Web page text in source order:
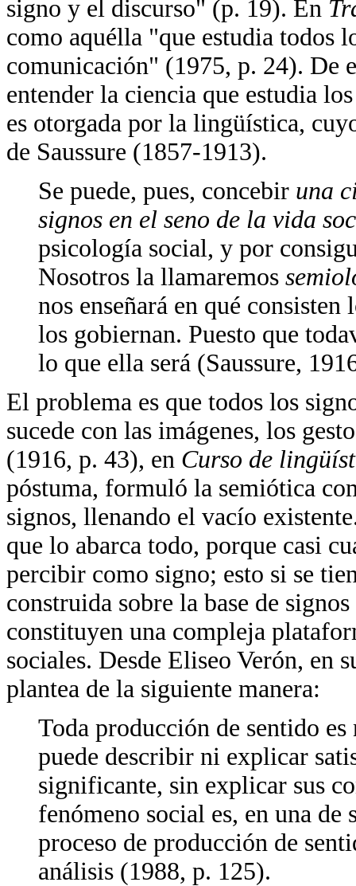
signo y el discurso" (p. 19). En
como aquélla "que estudia todos
comunicación" (1975, p. 24). De
entender la ciencia que estudia
es otorgada por la lingüística,
de Saussure (1857-1913).
Se puede, pues, concebir una
signos en el seno de la vida
psicología social, y por
Nosotros la llamaremos
nos enseñará en qué
los gobiernan. Puesto que
lo que ella será (Saussure,
El problema es que todos los
sucede con las imágenes, los
(1916, p. 43), en Curso de
póstuma, formuló la semiótica
signos, llenando el vacío
que lo abarca todo, porque casi
percibir como signo; esto si se
construida sobre la base de
constituyen una compleja
sociales. Desde Eliseo Verón, en
plantea de la siguiente manera:
Toda producción de sentido es
puede describir ni explicar
significante, sin explicar sus
fenómeno social es, en una
proceso de producción de
análisis (1988, p. 125).